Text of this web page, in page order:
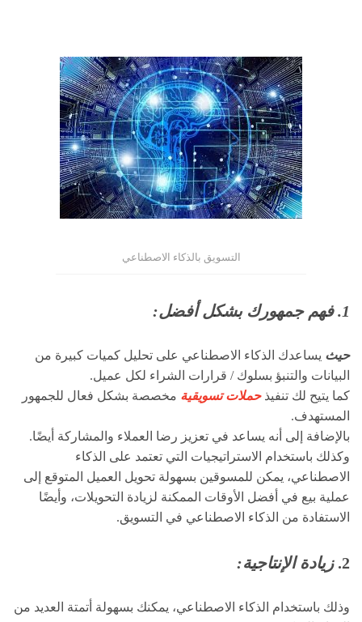
التسويق بالذكاء الاصطناعي
1. فهم جمهورك بشكل أفضل:
حيث يساعدك الذكاء الاصطناعي على تحليل كميات كبيرة من
البيانات والتنبؤ بسلوك / قرارات الشراء لكل عميل.
كما يتيح لك تنفيذحملات تسويقية مخصصة بشكل فعال للجمهور
المستهدف.
بالإضافة إلى أنه يساعد في تعزيز رضا العملاء والمشاركة أيضًا.
وكذلك باستخدام الاستراتيجيات التي تعتمد على الذكاء
الاصطناعي، يمكن للمسوقين بسهولة تحويل العميل المتوقع إلى
عملية بيع في أفضل الأوقات الممكنة لزيادة التحويلات، وأيضًا
الاستفادة من الذكاء الاصطناعي في التسويق.
2. زيادة الإنتاجية:
وذلك باستخدام الذكاء الاصطناعي، يمكنك بسهولة أتمتة العديد من